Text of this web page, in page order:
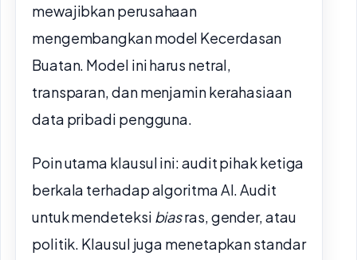
mewajibkan perusahaan
mengembangkan model Kecerdasan
Buatan. Model ini harus netral,
transparan, dan menjamin kerahasiaan
data pribadi pengguna.
Poin utama klausul ini: audit pihak ketiga
berkala terhadap algoritma AI. Audit
untuk mendeteksi biasras, gender, atau
politik. Klausul juga menetapkan standar